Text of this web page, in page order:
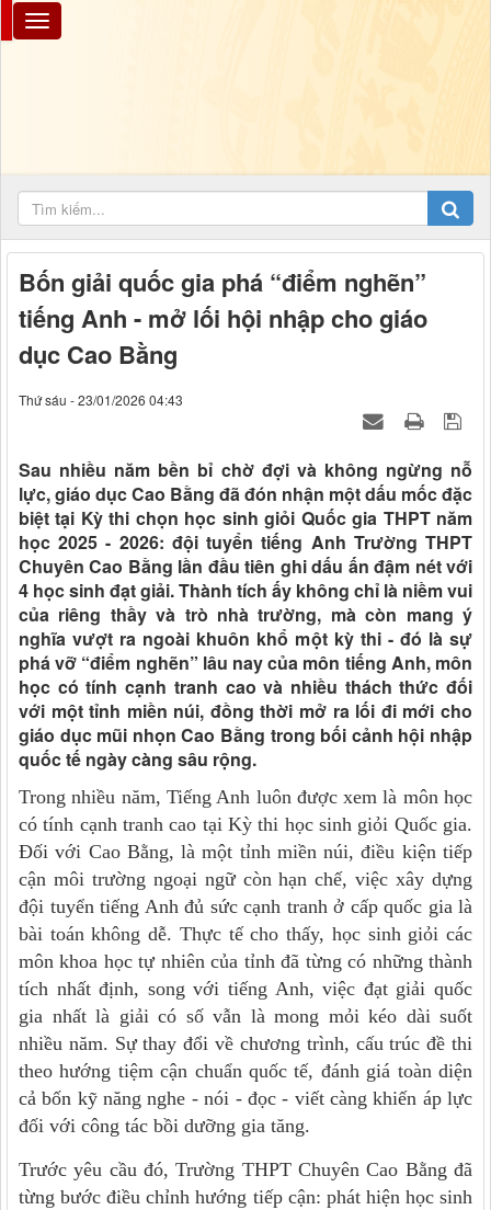
Bốn giải quốc gia phá “điểm nghẽn”
tiếng Anh - mở lối hội nhập cho giáo
dục Cao Bằng
Thứ sáu - 23/01/2026 04:43
Sau nhiều năm bền bỉ chờ đợi và không ngừng nỗ
lực, giáo dục Cao Bằng đã đón nhận một dấu mốc đặc
biệt tại Kỳ thi chọn học sinh giỏi Quốc gia THPT năm
học 2025 - 2026: đội tuyển tiếng Anh Trường THPT
Chuyên Cao Bằng lần đầu tiên ghi dấu ấn đậm nét với
4 học sinh đạt giải. Thành tích ấy không chỉ là niềm vui
của riêng thầy và trò nhà trường, mà còn mang ý
nghĩa vượt ra ngoài khuôn khổ một kỳ thi - đó là sự
phá vỡ “điểm nghẽn” lâu nay của môn tiếng Anh, môn
học có tính cạnh tranh cao và nhiều thách thức đối
với một tỉnh miền núi, đồng thời mở ra lối đi mới cho
giáo dục mũi nhọn Cao Bằng trong bối cảnh hội nhập
quốc tế ngày càng sâu rộng.
Trong nhiều năm, Tiếng Anh luôn được xem là môn học
có tính cạnh tranh cao tại Kỳ thi học sinh giỏi Quốc gia.
Đối với Cao Bằng, là một tỉnh miền núi, điều kiện tiếp
cận môi trường ngoại ngữ còn hạn chế, việc xây dựng
đội tuyển tiếng Anh đủ sức cạnh tranh ở cấp quốc gia là
bài toán không dễ. Thực tế cho thấy, học sinh giỏi các
môn khoa học tự nhiên của tỉnh đã từng có những thành
tích nhất định, song với tiếng Anh, việc đạt giải quốc
gia nhất là giải có số vẫn là mong mỏi kéo dài suốt
nhiều năm. Sự thay đổi về chương trình, cấu trúc đề thi
theo hướng tiệm cận chuẩn quốc tế, đánh giá toàn diện
cả bốn kỹ năng nghe - nói - đọc - viết càng khiến áp lực
đối với công tác bồi dưỡng gia tăng.
Trước yêu cầu đó, Trường THPT Chuyên Cao Bằng đã
từng bước điều chỉnh hướng tiếp cận: phát hiện học sinh